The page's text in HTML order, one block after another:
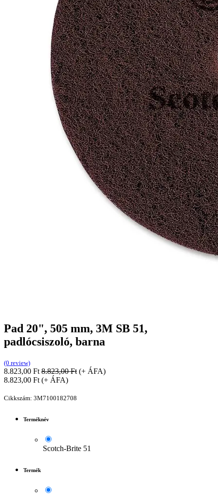
Pad 20", 505 mm, 3M SB 51,
padlócsiszoló, barna
(0 review)
8.823,00 Ft 8.823,00Ft (+ ÁFA)
8.823,00 Ft (+ ÁFA)
Cikkszám: 3M7100182708
Terméknév
Scotch-Brite 51
Termék